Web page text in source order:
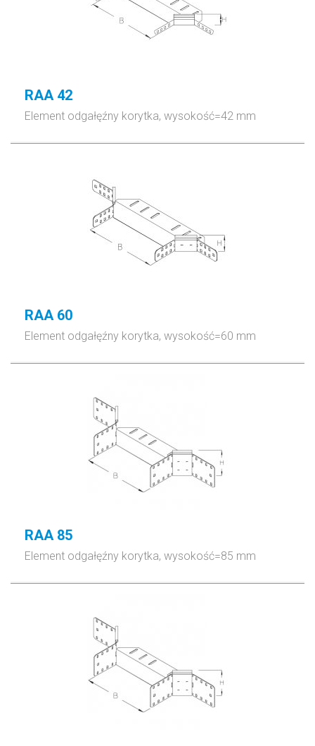
RAA 42
Element odgałęźny korytka, wysokość=42 mm
RAA 60
Element odgałęźny korytka, wysokość=60 mm
RAA 85
Element odgałęźny korytka, wysokość=85 mm